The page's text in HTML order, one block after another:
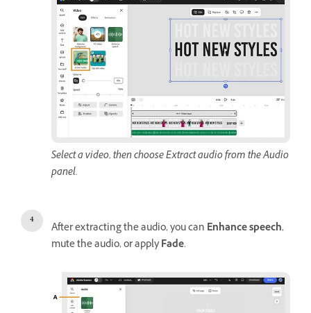
Select a video, then choose Extract audio from the Audio
panel.
After extracting the audio, you can Enhance speech,
mute the audio, or applyFade.